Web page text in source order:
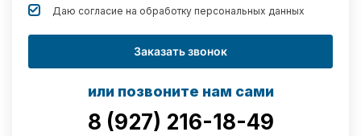
Даю согласие на обработку персональных данных
Заказать звонок
или позвоните нам сами
8 (927) 216-18-49